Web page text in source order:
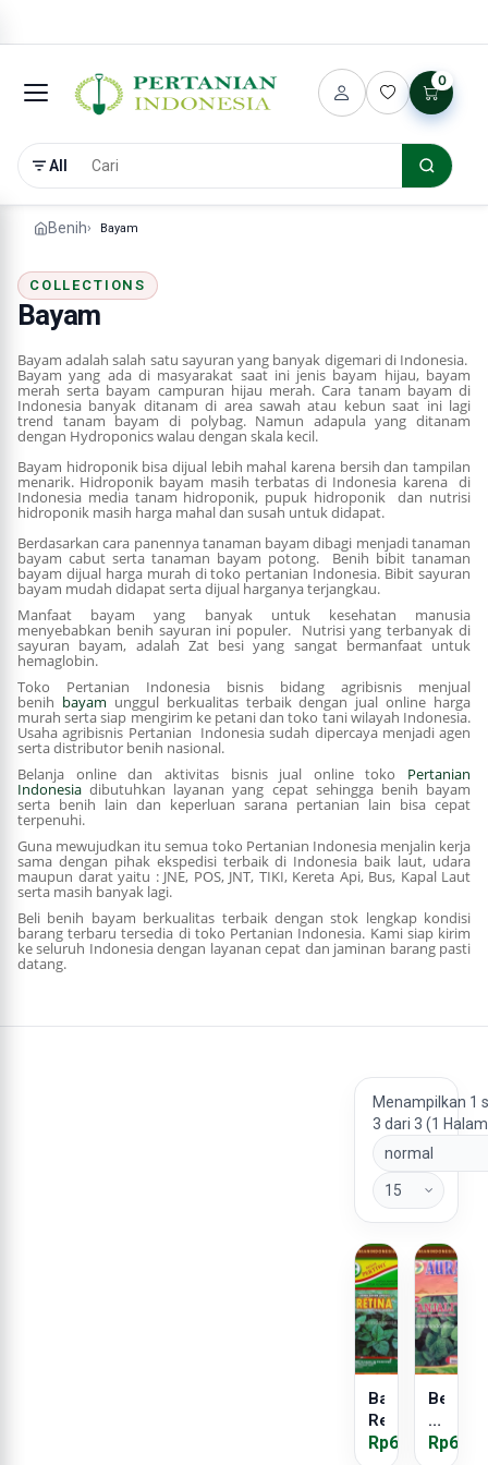
All
0
Benih Bayam
COLLECTIONS
Bayam
Bayam adalah salah satu sayuran yang banyak digemari di Indonesia.
Bayam yang ada di masyarakat saat ini jenis bayam hijau, bayam
merah serta bayam campuran hijau merah. Cara tanam bayam di
Indonesia banyak ditanam di area sawah atau kebun saat ini lagi
trend tanam bayam di polybag. Namun adapula yang ditanam
dengan Hydroponics walau dengan skala kecil.
Bayam hidroponik bisa dijual lebih mahal karena bersih dan tampilan
menarik. Hidroponik bayam masih terbatas di Indonesia karena di
Indonesia media tanam hidroponik, pupuk hidroponik dan nutrisi
hidroponik masih harga mahal dan susah untuk didapat.
Berdasarkan cara panennya tanaman bayam dibagi menjadi tanaman
bayam cabut serta tanaman bayam potong. Benih bibit tanaman
bayam dijual harga murah di toko pertanian Indonesia. Bibit sayuran
bayam mudah didapat serta dijual harganya terjangkau.
Manfaat bayam yang banyak untuk kesehatan manusia
menyebabkan benih sayuran ini populer. Nutrisi yang terbanyak di
sayuran bayam, adalah Zat besi yang sangat bermanfaat untuk
hemaglobin.
Toko Pertanian Indonesia bisnis bidang agribisnis menjual
benih bayam unggul berkualitas terbaik dengan jual online harga
murah serta siap mengirim ke petani dan toko tani wilayah Indonesia.
Usaha agribisnis Pertanian Indonesia sudah dipercaya menjadi agen
serta distributor benih nasional.
Belanja online dan aktivitas bisnis jual online toko Pertanian
Indonesia dibutuhkan layanan yang cepat sehingga benih bayam
serta benih lain dan keperluan sarana pertanian lain bisa cepat
terpenuhi.
Guna mewujudkan itu semua toko Pertanian Indonesia menjalin kerja
sama dengan pihak ekspedisi terbaik di Indonesia baik laut, udara
maupun darat yaitu : JNE, POS, JNT, TIKI, Kereta Api, Bus, Kapal Laut
serta masih banyak lagi.
Beli benih bayam berkualitas terbaik dengan stok lengkap kondisi
barang terbaru tersedia di toko Pertanian Indonesia. Kami siap kirim
ke seluruh Indonesia dengan layanan cepat dan jaminan barang pasti
datang.
Menampilkan 1
3 dari 3 (1
Bayam
Retina
Rp60.000
Benih
Bayam
Anjali